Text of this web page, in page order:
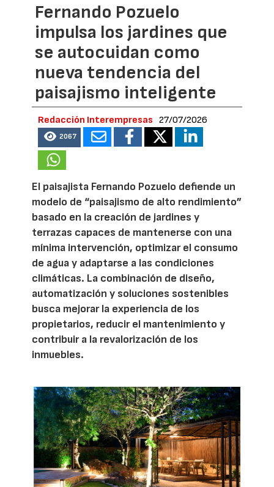
Fernando Pozuelo
impulsa los jardines que
se autocuidan como
nueva tendencia del
paisajismo inteligente
Redacción Interempresas 27/07/2026
2067
El paisajista Fernando Pozuelo defiende un
modelo de “paisajismo de alto rendimiento”
basado en la creación de jardines y
terrazas capaces de mantenerse con una
mínima intervención, optimizar el consumo
de agua y adaptarse a las condiciones
climáticas. La combinación de diseño,
automatización y soluciones sostenibles
busca mejorar la experiencia de los
propietarios, reducir el mantenimiento y
contribuir a la revalorización de los
inmuebles.